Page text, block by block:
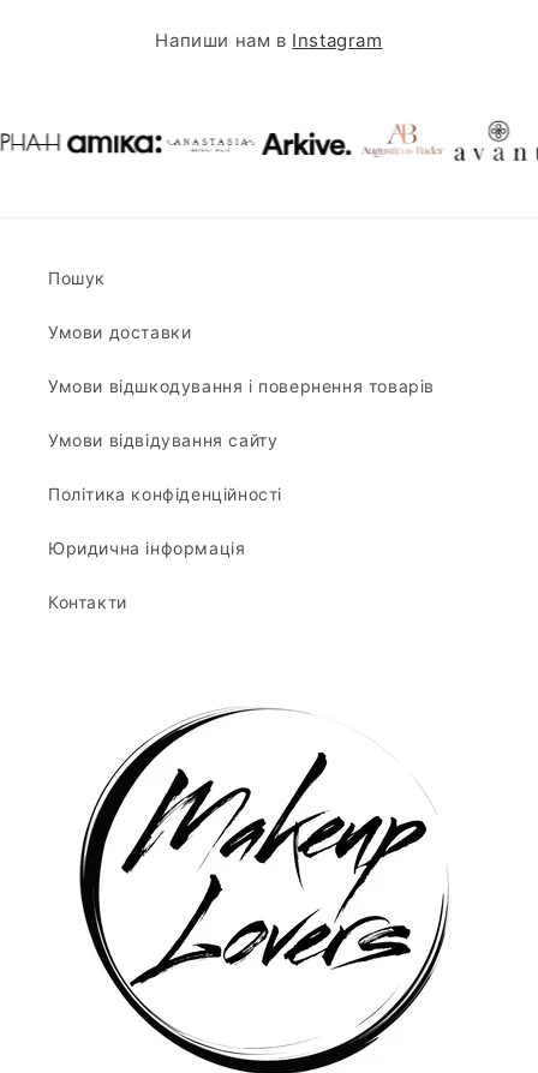
Напиши нам в Instagram
Пошук
Умови доставки
Умови відшкодування і повернення товарів
Умови відвідування сайту
Політика конфіденційності
Юридична інформація
Контакти